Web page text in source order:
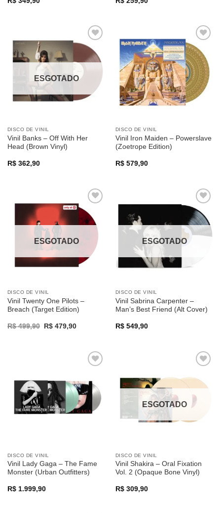
Adicionar
a lista de
desejos
ESGOTADO
DISCO DE VINIL
Vinil Banks – Off With Her
Head (Brown Vinyl)
R$362,90
Adicionar
a lista de
desejos
DISCO DE VINIL
Vinil Iron Maiden – Powerslave
(Zoetrope Edition)
R$579,90
Adicionar
a lista de
desejos
ESGOTADO
DISCO DE VINIL
Vinil Twenty One Pilots –
Breach (Target Edition)
R$499,90
Original
R$479,90Current
Adicionar
a lista de
desejos
ESGOTADO
DISCO DE VINIL
Vinil Sabrina Carpenter –
Man’s Best Friend (Alt Cover)
R$549,90
a lista de
desejos
DISCO DE VINIL
Vinil Lady Gaga – The Fame
Monster (Urban Outfitters)
R$1.999,90
a lista de
desejos
ESGOTADO
DISCO DE VINIL
Vinil Shakira – Oral Fixation
Vol. 2 (Opaque Bone Vinyl)
R$309,90